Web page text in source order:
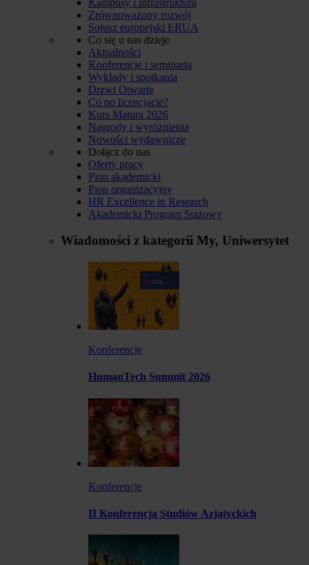
Zrównoważony rozwój
Sojusz europejski ERUA
Co się u nas dzieje
Aktualności
Konferencje i seminaria
Wykłady i spotkania
Drzwi Otwarte
Co po licencjacie?
Kurs Matura 2026
Nagrody i wyróżnienia
Nowości wydawnicze
Dołącz do nas
Oferty pracy
Pion akademicki
Pion organizacyjny
HR Excellence in Research
Akademicki Program Stażowy
Wiadomości z kategorii My, Uniwersytet
Konferencje
HumanTech Summit 2026
Konferencje
II Konferencja Studiów Azjatyckich